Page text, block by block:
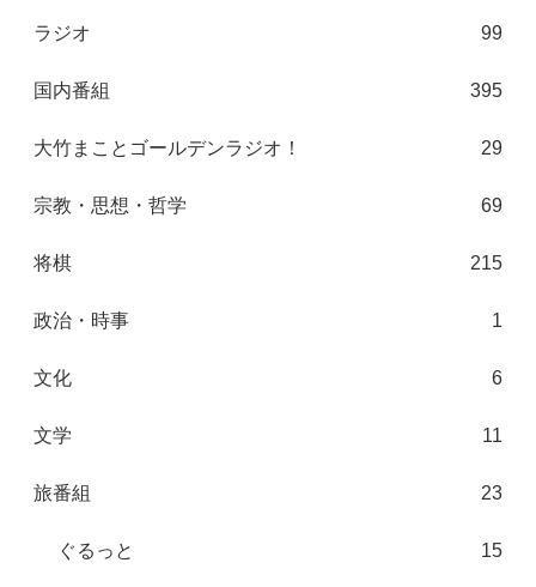
ラジオ 99
国内番組 395
大竹まことゴールデンラジオ！ 29
宗教・思想・哲学 69
将棋 215
政治・時事 1
文化 6
文学 11
旅番組 23
ぐるっと 15